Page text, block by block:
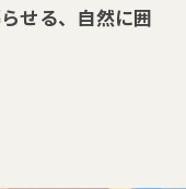
せる、自然に囲